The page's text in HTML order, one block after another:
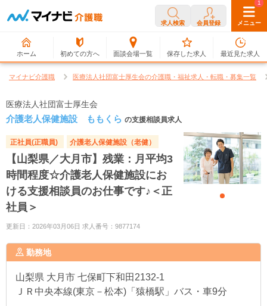
求人検索 会員登録 メニュー
ホーム 初めての方へ 面談会場一覧
0
保存した求人
1
最近見た求人
マイナビ介護職 医療法人社団富士厚生会の介護職・福祉求人・転職・募集一覧
医療法人社団富士厚生会
介護老人保健施設 ももくら の支援相談員求人
正社員(正職員) 介護老人保健施設（老健）
【山梨県／大月市】残業：月平均3
時間程度☆介護老人保健施設にお
ける支援相談員のお仕事です♪＜正
社員＞
更新日：2026年03月06日 求人番号：9877174
勤務地
山梨県 大月市 七保町下和田2132-1
ＪＲ中央本線(東京－松本)「猿橋駅」バス・車9分